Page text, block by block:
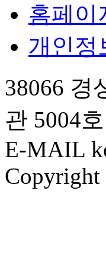
홈페이
개인정
38066 경
관 5004
E-MAIL
Copyright